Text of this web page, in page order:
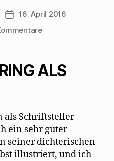
Beitragsdatum
16. April 2016
zu
lobt
Walter
ALS
als Schriftsteller
ein sehr guter
seiner dichterischen
illustriert, und ich